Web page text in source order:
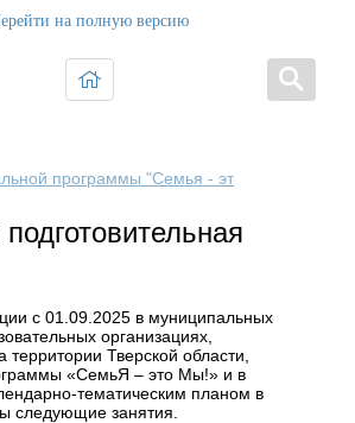
на полную версию
программы "Семья - это Мы!"
с 01.09.2025 в муниципальных
организациях,
Тверской области,
«СемьЯ – это Мы!» и в
тематическим планом в
следующие занятия.